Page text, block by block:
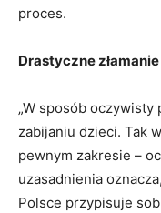
proces.
Drastyczne
„W sposób
zabijaniu dzieci. Tak
pewnym zakresie –
uzasadnienia
Polsce przypisuje